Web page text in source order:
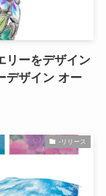
リーをデザイン
デザイン オー
-リリース